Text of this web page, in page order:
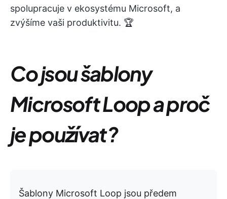
spolupracuje v ekosystému Microsoft, a
zvýšíme vaši produktivitu. 🏆
Co jsou šablony
Microsoft Loop a proč
je používat?
Šablony Microsoft Loop jsou předem